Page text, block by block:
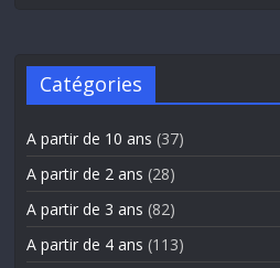
Catégories
A partir de 10 ans (37)
A partir de 2 ans (28)
A partir de 3 ans (82)
A partir de 4 ans (113)